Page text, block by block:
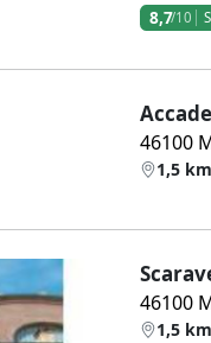
8,7/10
46100
1,5 km
46100
1,5 km